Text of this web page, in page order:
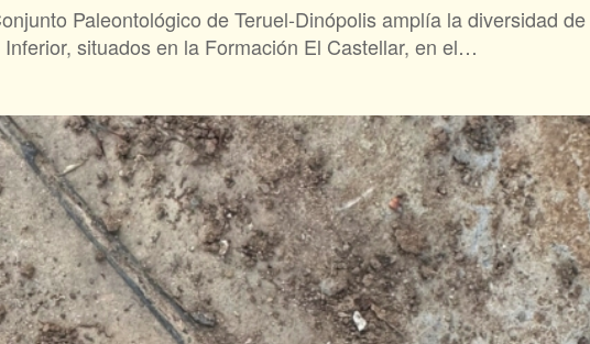
Paleontológico de Teruel-Dinópolis amplía la diversidad de
situados en la Formación El Castellar, en el…